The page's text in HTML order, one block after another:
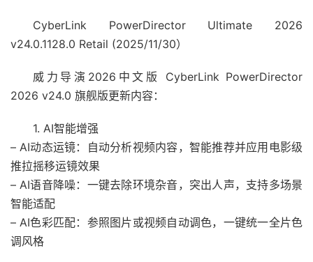
CyberLink PowerDirector Ultimate 2026
v24.0.1128.0 Retail (2025/11/30）
威力导演2026中文版 CyberLink PowerDirector
2026 v24.0 旗舰版更新内容：
1. AI智能增强
– AI动态运镜：自动分析视频内容，智能推荐并应用电影级
推拉摇移运镜效果
– AI语音降噪：一键去除环境杂音，突出人声，支持多场景
智能适配
– AI色彩匹配：参照图片或视频自动调色，一键统一全片色
调风格